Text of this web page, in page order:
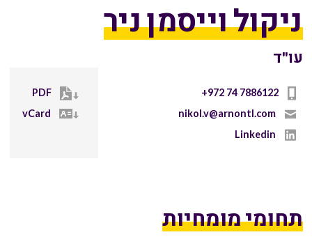
ניקול וייסמן ניר
עו"ד
+972 74 7886122
nikol.v@arnontl.com
Linkedin
PDF
vCard
תחומי מומחיות